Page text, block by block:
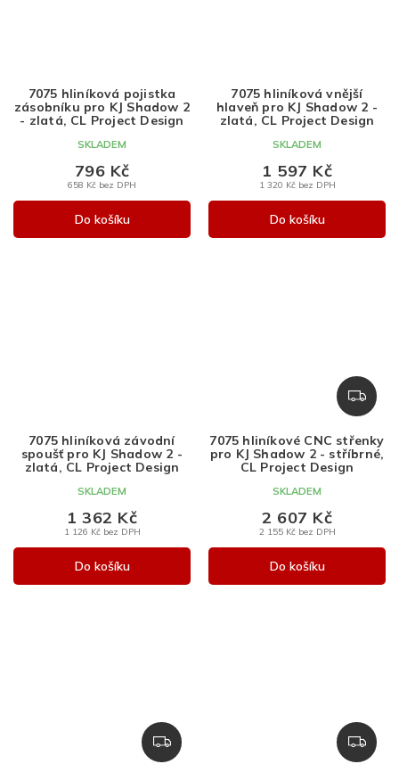
7075 hliníková pojistka
zásobníku pro KJ Shadow 2
- zlatá, CL Project Design
SKLADEM
658 Kč bez DPH
796 Kč
Do košíku
7075 hliníková vnější
hlaveň pro KJ Shadow 2 -
zlatá, CL Project Design
SKLADEM
1 320 Kč bez DPH
1 597 Kč
Do košíku
7075 hliníková závodní
spoušť pro KJ Shadow 2 -
zlatá, CL Project Design
SKLADEM
1 126 Kč bez DPH
1 362 Kč
Do košíku
Z
D
R
7075 hliníkové CNC střenky
pro KJ Shadow 2 - stříbrné,
CL Project Design
SKLADEM
2 155 Kč bez DPH
2 607 Kč
Do košíku
Z
D
Z
D